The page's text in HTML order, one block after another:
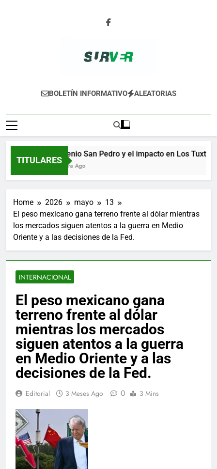
SURVER
BOLETÍN INFORMATIVO ALEATORIAS
TITULARES
Ingenio San Pedro y el impacto en Los Tuxtlas
1 Hora Ago
Home 2026 mayo
13
El peso mexicano gana terreno frente al dólar mientras
los mercados siguen atentos a la guerra en Medio
Oriente y a las decisiones de la Fed.
INTERNACIONAL
El peso mexicano gana
terreno frente al dólar
mientras los mercados
siguen atentos a la guerra
en Medio Oriente y a las
decisiones de la Fed.
Editorial 3 Meses Ago 0 3 Mins